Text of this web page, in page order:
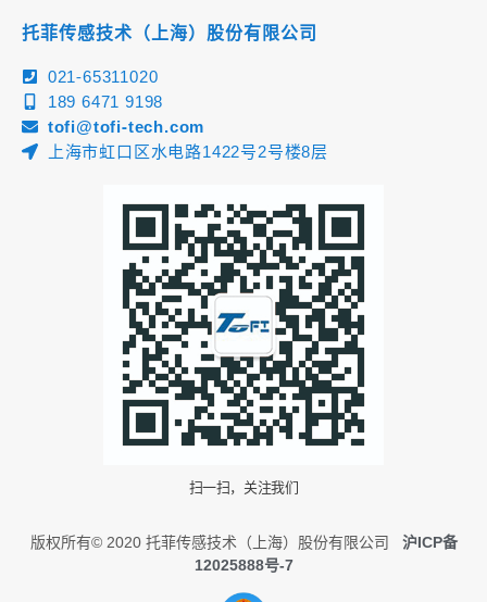
托菲传感技术（上海）股份有限公司
021-65311020
189 6471 9198
tofi@tofi-tech.com
上海市虹口区水电路1422号2号楼8层
扫一扫，关注我们
版权所有© 2020 托菲传感技术（上海）股份有限公司
沪ICP备
12025888号-7